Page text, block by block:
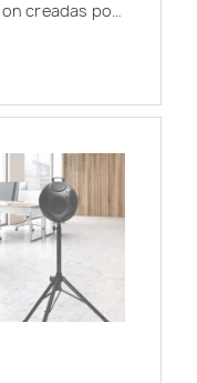
creadas por
un
en el aire.